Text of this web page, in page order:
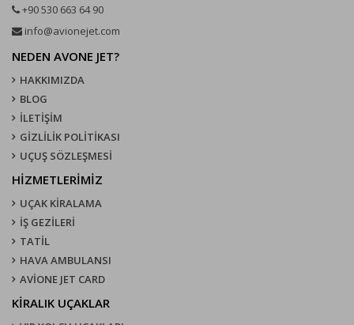
+90 530 663 64 90
info@avionejet.com
NEDEN AVONE JET?
HAKKIMIZDA
BLOG
İLETİŞİM
GİZLİLİK POLİTİKASI
UÇUŞ SÖZLEŞMESI
HİZMETLERİMİZ
UÇAK KIRALAMA
İŞ GEZİLERİ
TATİL
HAVA AMBULANSI
AVİONE JET CARD
KIRALIK UÇAKLAR